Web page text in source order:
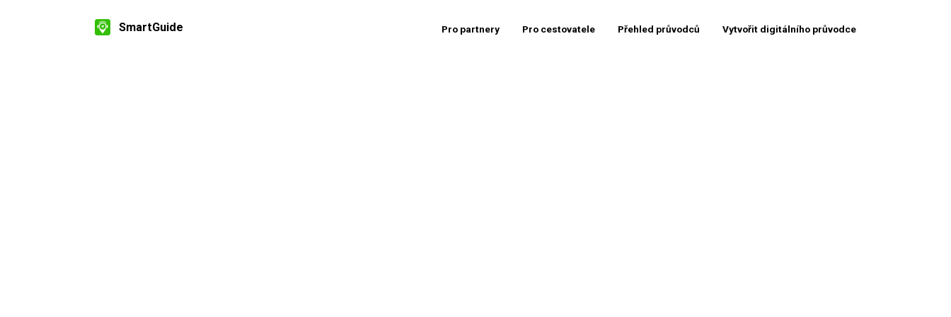
SmartGuide Pro partnery Pro cestovatele Přehled průvodců Vytvořit digitálního průvodce